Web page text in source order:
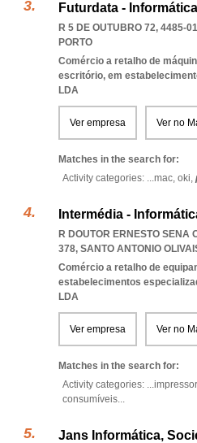
Futurdata -
R 5 DE OUTUBRO 72, 4485-
PORTO
Comércio a retalho de
escritório, em
LDA
Ver empresa Ver no
Matches in the search for:
Activity categories: ...mac, oki,
Intermédia -
R DOUTOR ERNESTO SENA
378, SANTO ANTONIO
Comércio a retalho de
estabelecimentos
LDA
Ver empresa Ver no
Matches in the search for:
Activity categories: ...
consumíveis...
Jans Informática,